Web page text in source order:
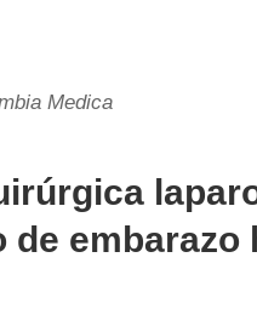
Medica
de embarazo